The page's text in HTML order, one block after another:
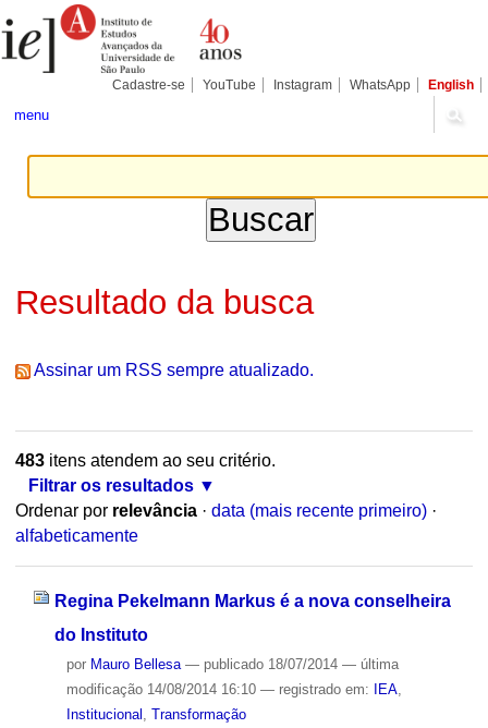
para
conteúdo.
Pessoais
Cadastre-se YouTube Instagram WhatsApp English
menu
Resultado da busca
Assinar um RSS sempre atualizado.
483itens atendem ao seu critério.
Filtrar os resultados
Ordenar por relevância · data (mais recente primeiro) ·
alfabeticamente
Regina Pekelmann Markus é a nova conselheira
do Instituto
por Mauro Bellesa — publicado18/07/2014 — última
modificação14/08/2014 16:10 — registrado em: IEA,
Institucional
Transformação